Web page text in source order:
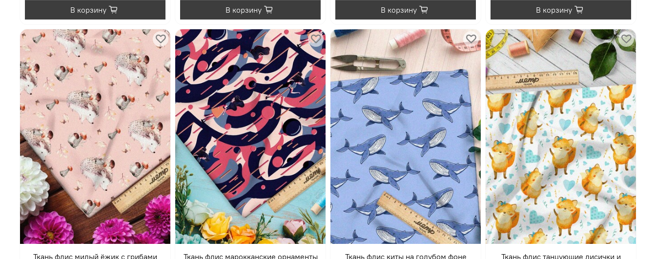
В корзину В корзину В корзину В корзину
Ткань флис милый ёжик с грибами Ткань флис марокканские орнаменты Ткань флис киты на голубом фоне
Ткань флис танцующие лисички и